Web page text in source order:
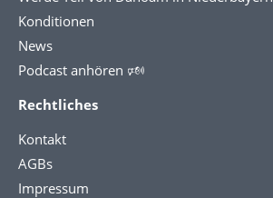
Konditionen
News
Podcast anhören 🕬
Rechtliches
Kontakt
AGBs
Impressum